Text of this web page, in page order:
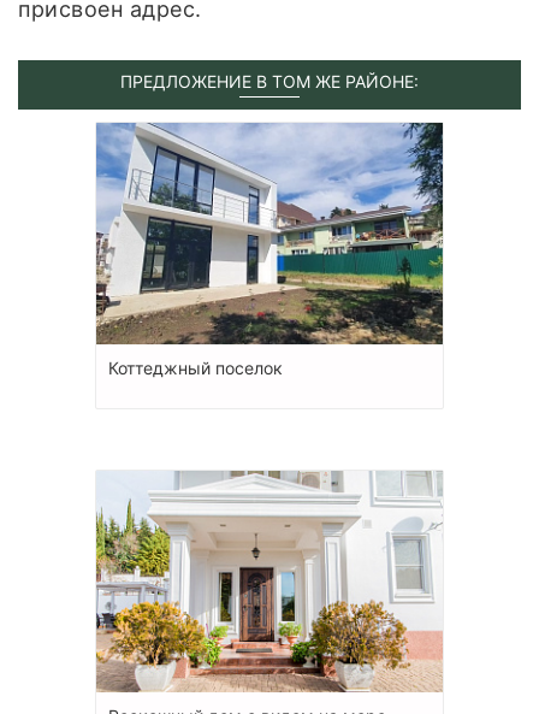
присвоен адрес.
ПРЕДЛОЖЕНИЕ В ТОМ ЖЕ РАЙОНЕ:
Коттеджный поселок